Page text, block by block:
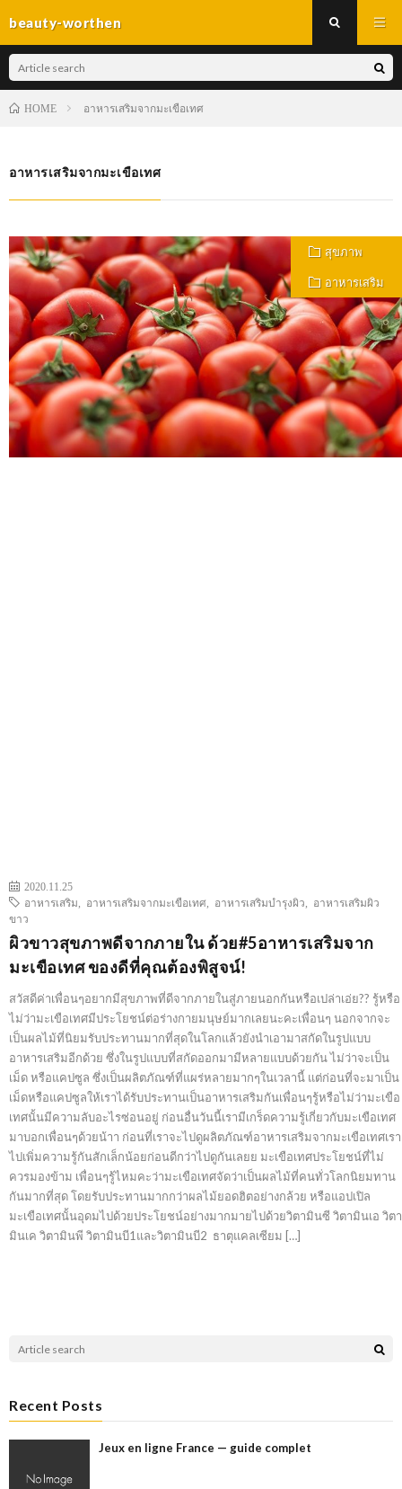
beauty-worthen
HOME อาหารเสริมจากมะเขือเทศ
อาหารเสริมจากมะเขือเทศ
สุขภาพ
อาหารเสริม
2020.11.25
อาหารเสริม
อาหารเสริมจากมะเขือเทศ อาหารเสริมบำรุงผิว
อาหารเสริมผิว
ขาว
ผิวขาวสุขภาพดีจากภายใน ด้วย#5อาหารเสริมจาก
มะเขือเทศ ของดีที่คุณต้องพิสูจน์!
สวัสดีค่าเพื่อนๆอยากมีสุขภาพที่ดีจากภายในสู่ภายนอกกันหรือเปล่าเอ่ย?? รู้หรือ
ไม่ว่ามะเขือเทศมีประโยชน์ต่อร่างกายมนุษย์มากเลยนะคะเพื่อนๆ นอกจากจะ
เป็นผลไม้ที่นิยมรับประทานมากที่สุดในโลกแล้วยังนำเอามาสกัดในรูปแบบ
อาหารเสริมอีกด้วย ซึ่งในรูปแบบที่สกัดออกมามีหลายแบบด้วยกัน ไม่ว่าจะเป็น
เม็ด หรือแคปซูล ซึ่งเป็นผลิตภัณฑ์ที่แผร่หลายมากๆในเวลานี้ แต่ก่อนที่จะมาเป็น
เม็ดหรือแคปซูลให้เราได้รับประทานเป็นอาหารเสริมกันเพื่อนๆรู้หรือไม่ว่ามะเขือ
เทศนั้นมีความลับอะไรซ่อนอยู่ ก่อนอื่นวันนี้เรามีเกร็ดความรู้เกี่ยวกับมะเขือเทศ
มาบอกเพื่อนๆด้วยน้าา ก่อนที่เราจะไปดูผลิตภัณฑ์อาหารเสริมจากมะเขือเทศเรา
ไปเพิ่มความรู้กันสักเล็กน้อยก่อนดีกว่าไปดูกันเลยย มะเขือเทศประโยชน์ที่ไม่
ควรมองข้าม เพื่อนๆรู้ไหมคะว่ามะเขือเทศจัดว่าเป็นผลไม้ที่คนทั่วโลกนิยมทาน
กันมากที่สุด โดยรับประทานมากกว่าผลไม้ยอดฮิตอย่างกล้วย หรือแอปเปิล
มะเขือเทศนั้นอุดมไปด้วยประโยชน์อย่างมากมายไปด้วยวิตามินซี วิตามินเอ วิตา
มินเค วิตามินพี วิตามินบี1และวิตามินบี2 ธาตุแคลเซียม […]
Recent Posts
Jeux en ligne France — guide complet